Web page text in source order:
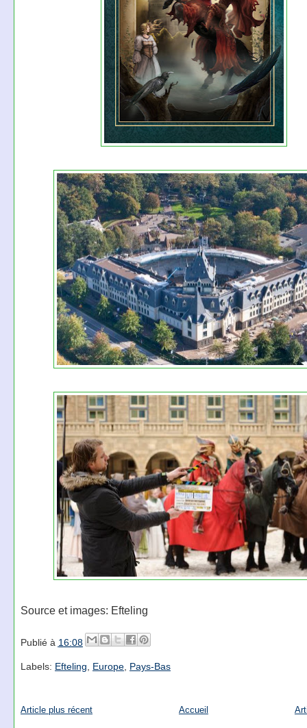
Source et images: Efteling
Publié à 16:08
Labels: Efteling Europe, Pays-Bas
Article plus récent Accueil